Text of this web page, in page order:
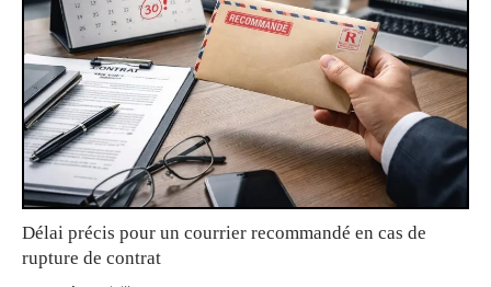
Délai précis pour un courrier recommandé en cas de
rupture de contrat